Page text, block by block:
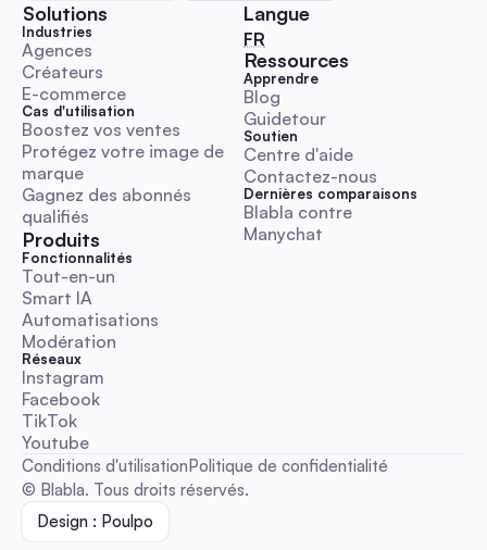
Solutions
Industries
Agences
Créateurs
E-commerce
Cas d'utilisation
Boostez vos ventes
Protégez votre image de
marque
Gagnez des abonnés
qualifiés
Produits
Fonctionnalités
Tout-en-un
Smart IA
Automatisations
Modération
Réseaux
Instagram
Facebook
TikTok
Youtube
Ressources
Apprendre
Blog
Guidetour
Soutien
Centre d'aide
Contactez-nous
Dernières comparaisons
Blabla contre
Manychat
Langue
FR
Conditions d'utilisationPolitique de confidentialité
© Blabla. Tous droits réservés.
Design : Poulpo